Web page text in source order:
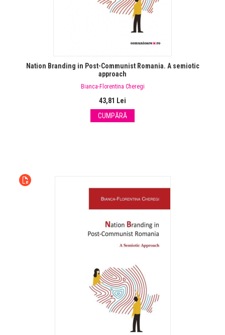
Nation Branding in Post-Communist Romania. A semiotic
approach
Bianca-Florentina Cheregi
43,81 Lei
CUMPĂRĂ